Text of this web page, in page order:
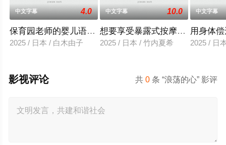
中文字幕 4.0
保育园老师的婴儿语让人超兴奋
2025 / 日本 / 白木由子
中文字幕 10.0
想要享受暴露式按摩的已婚女子
2025 / 日本 / 竹内夏希
中文字幕
用身体
2025 / 日
共0 条 “浪荡的心” 影评
影视评论